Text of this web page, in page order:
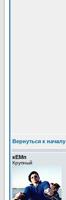
Вернуться к началу
кЕМп
Крупный